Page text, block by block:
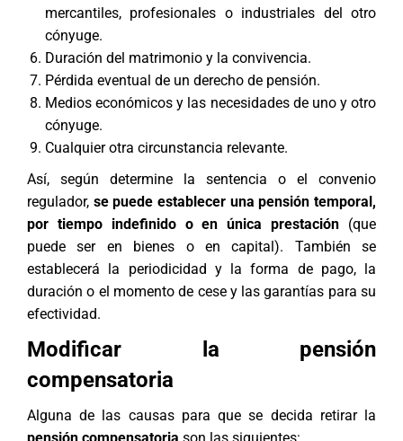
mercantiles, profesionales o industriales del otro
cónyuge.
Duración del matrimonio y la convivencia.
Pérdida eventual de un derecho de pensión.
Medios económicos y las necesidades de uno y otro
cónyuge.
Cualquier otra circunstancia relevante.
Así, según determine la sentencia o el convenio
regulador, se puede establecer una pensión temporal,
por tiempo indefinido o en única prestación (que
puede ser en bienes o en capital). También se
establecerá la periodicidad y la forma de pago, la
duración o el momento de cese y las garantías para su
efectividad.
Modificar la pensión
compensatoria
Alguna de las causas para que se decida retirar la